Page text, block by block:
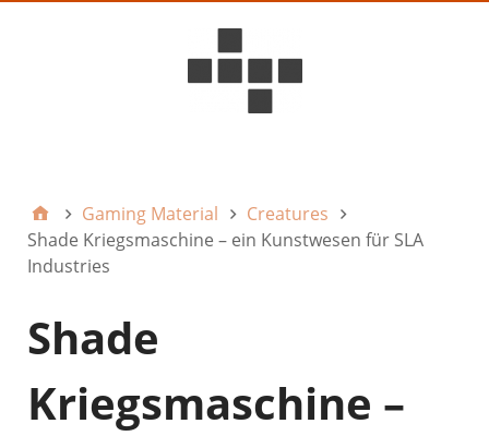
Gaming Material
Creatures
Shade Kriegsmaschine – ein Kunstwesen für SLA
Industries
Shade
Kriegsmaschine –